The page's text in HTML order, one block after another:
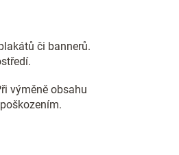
či bannerů.
výměně obsahu